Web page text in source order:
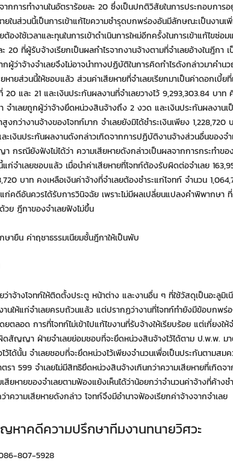
ากการทำงานในอัตราร้อยละ 20 ซึ่งเป็นปกติวิสัยในการประกอบการ
ยในส่วนนี้เป็นการเข้าแก้ไขความชำรุดบกพร่องอันมีลักษณะเป็นงานเพิ่
ต้องใช้เวลาและทุนในการเข้าดำเนินการใหม่อีกครั้งในการเข้าแก้ไขซ่
20 ที่ผู้รับจ้างเรียกเป็นผลกำไรจากงานจ้างตามที่จำเลยอ้างในฎีกา
ผู้ว่าจ้างจำเลยจึงไม่อาจนำทางปฏิบัติในการคิดกำไรดังกล่าวมาคำ
หายส่วนนี้ให้ชอบแล้ว ส่วนค่าเสียหายที่จำเลยเรียกมาเป็นค่าดอกเบี้
20 และ 21 และเงินประกันผลงานที่จำเลยวางไว้ 9,293,303.84 บา
า จำเลยถูกผู้ว่าจ้างยึดหน่วงสินจ้างถึง 2 งวด และเงินประกันผลงาน
งกว่างานจ้างของโจทก์มาก จำเลยยังมิได้ชำระเงินเพียง
ะเงินประกันผลงานดังกล่าวเกิดจากการปฏิบัติงานจ้างส่วนอื่นของ
กรณียังฟังไม่ได้ว่า ความเสียหายดังกล่าวเป็นผลจากการกระทำขอ
ก่จำเลยชอบแล้ว เมื่อนำค่าเสียหายที่โจทก์ต้องรับผิดต่อจำเลย
บาท คงเหลือเงินค่าจ้างที่จำเลยต้องชำระแก่โจทก์ จำนวน
ก่คดีอันควรได้รับการวินิจฉัย เพราะไม่มีผลเปลี่ยนแปลงคำพิพากษ
วย ฎีกาของจำเลยฟังไม่ขึ้น
ายืน ค่าฤชาธรรมเนียมชั้นฎีกาให้เป็นพับ
ว่าจ้างโจทก์ให้ติดตั้งประตู หน้าต่าง และงานอื่น ๆ ที่ใช้วัสดุเป็นอะลูมิ
นให้แก่จำเลยครบถ้วนแล้ว แต่ปรากฏว่างานที่โจทก์ทำยังมีข้อบกพร่อ
ยตลอด การที่โจทก์ไม่เข้าไปแก้ไขงานที่รับจ้างให้เรียบร้อย แต่เกี่ยงใ
ดสัญญา ฝ่ายจำเลยย่อมชอบที่จะยึดหน่วงสินจ้างไว้ได้ตาม ป.พ.พ. ม
ว้ได้นั้น จำเลยชอบที่จะยึดหน่วงไว้เพียงจำนวนเพื่อเป็นประกันตามส
รา 599 จำเลยไม่มีสิทธิยึดหน่วงสินจ้างเกินกว่าความเสียหายที่เกิด
สียหายของจำเลยตามฟ้องแย้งเห็นได้ว่าน้อยกว่าจำนวนค่าจ้างที่ค้าง
าความเสียหายดังกล่าว โจทก์จึงมีอำนาจฟ้องเรียกค่าจ้างจากจำเลย
หาคดีความปรึกษาทีมงานทนายวิศวะ
807-5928